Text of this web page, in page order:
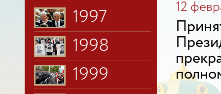
1997
1998
1999
12